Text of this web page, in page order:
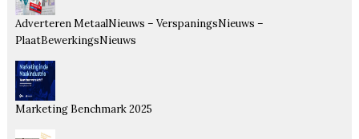
Adverteren MetaalNieuws – VerspaningsNieuws –
PlaatBewerkingsNieuws
Marketing Benchmark 2025